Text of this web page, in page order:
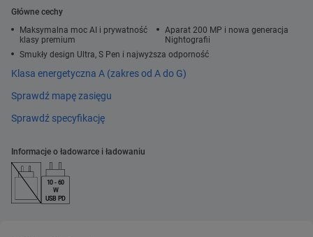
Główne cechy
Maksymalna moc AI i prywatność
klasy premium
Aparat 200 MP i nowa generacja
Nightografii
Smukły design Ultra, S Pen i najwyższa odporność
Klasa energetyczna A (zakres od A do G)
Sprawdź mapę zasięgu
Sprawdź specyfikację
Informacje o ładowarce i ładowaniu
10 - 60
W
USB PD